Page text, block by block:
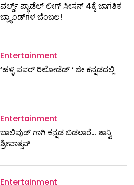
ವರ್ಲ್ಡ್ ಪ್ಯಾಡೆಲ್ ಲೀಗ್ ಸೀಸನ್ 4ಕ್ಕೆ ಜಾಗತಿಕ
ಬ್ರ್ಯಾಂಡ್‌ಗಳ ಬೆಂಬಲ!
Entertainment
‘ಹಳ್ಳಿ ಪವರ್ ರಿಲೋಡೆಡ್ ‘ ಜೀ ಕನ್ನಡದಲ್ಲಿ
Entertainment
ಬಾಲಿವುಡ್ ಗಾಗಿ ಕನ್ನಡ ಬಿಡಲಾರೆ… ಶಾನ್ವಿ
ಶ್ರೀವಾತ್ಸವ್
Entertainment